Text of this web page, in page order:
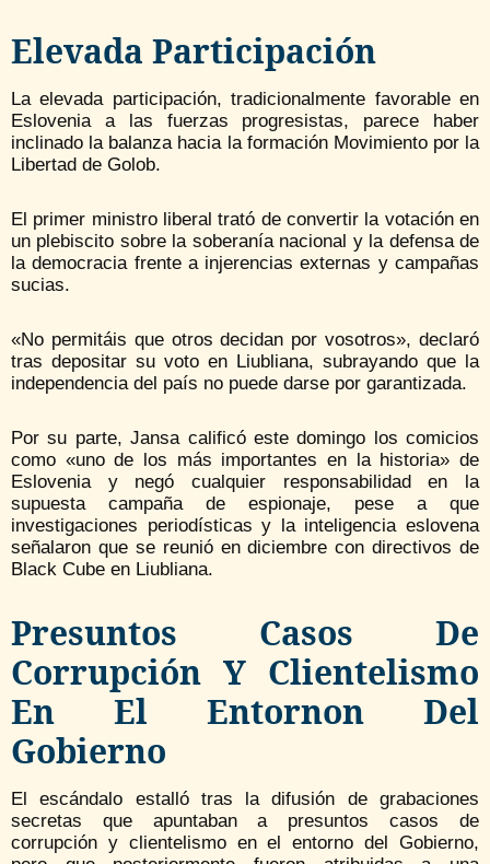
Elevada Participación
La elevada participación, tradicionalmente favorable en
Eslovenia a las fuerzas progresistas, parece haber
inclinado la balanza hacia la formación Movimiento por la
Libertad de Golob.
El primer ministro liberal trató de convertir la votación en
un plebiscito sobre la soberanía nacional y la defensa de
la democracia frente a injerencias externas y campañas
sucias.
«No permitáis que otros decidan por vosotros», declaró
tras depositar su voto en Liubliana, subrayando que la
independencia del país no puede darse por garantizada.
Por su parte, Jansa calificó este domingo los comicios
como «uno de los más importantes en la historia» de
Eslovenia y negó cualquier responsabilidad en la
supuesta campaña de espionaje, pese a que
investigaciones periodísticas y la inteligencia eslovena
señalaron que se reunió en diciembre con directivos de
Black Cube en Liubliana.
Presuntos Casos De
Corrupción Y Clientelismo
En El Entornon Del
Gobierno
El escándalo estalló tras la difusión de grabaciones
secretas que apuntaban a presuntos casos de
corrupción y clientelismo en el entorno del Gobierno,